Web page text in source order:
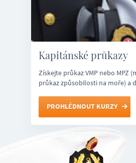
Kapitánské průkazy
Získejte průkaz VMP nebo MPZ
průkaz způsobilosti na moře) a
PROHLÉDNOUT KURZY